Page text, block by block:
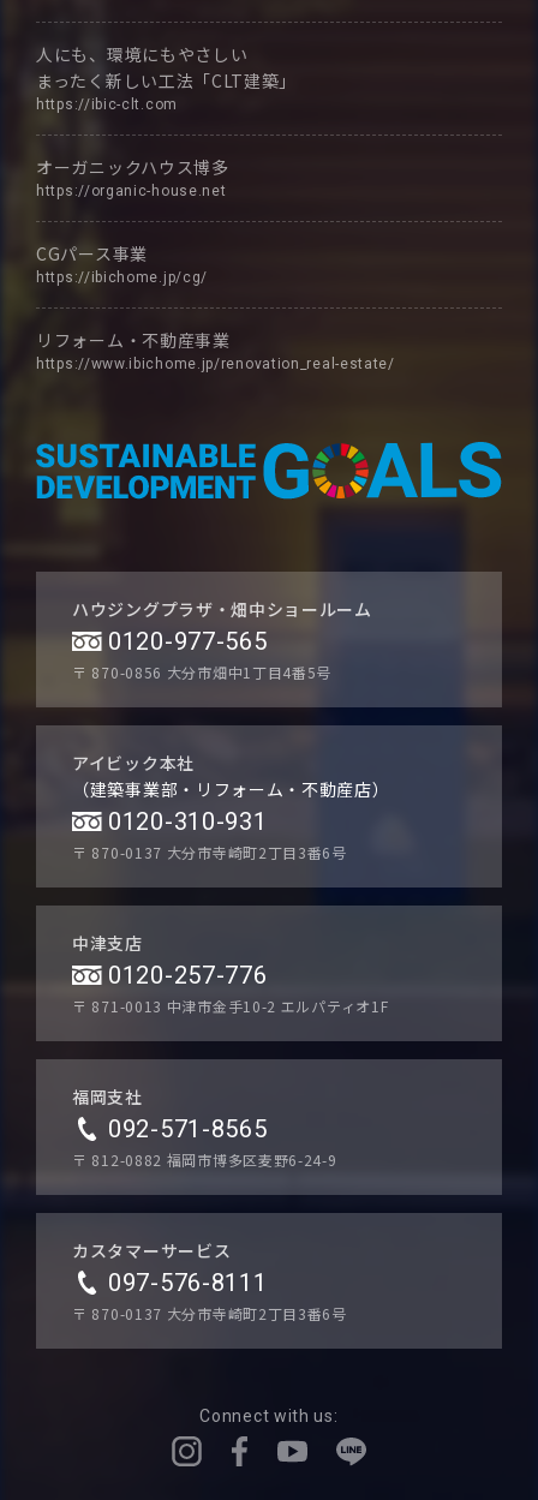
人にも、環境にもやさしい
まったく新しい工法「CLT建築」
https://ibic-clt.com
オーガニックハウス博多
https://organic-house.net
CGパース事業
https://ibichome.jp/cg/
リフォーム・不動産事業
https://www.ibichome.jp/renovation_real-estate/
ハウジングプラザ・畑中ショールーム
0120-977-565
〒 870-0856 大分市畑中1丁目4番5号
アイビック本社
（建築事業部・リフォーム・不動産店）
0120-310-931
〒 870-0137 大分市寺崎町2丁目3番6号
中津支店
0120-257-776
〒 871-0013 中津市金手10-2 エルパティオ1F
福岡支社
092-571-8565
〒 812-0882 福岡市博多区麦野6-24-9
カスタマーサービス
097-576-8111
〒 870-0137 大分市寺崎町2丁目3番6号
Connect with us: